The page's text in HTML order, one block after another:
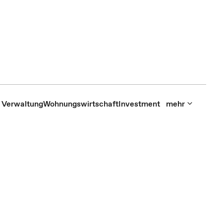
VerwaltungWohnungswirtschaftInvestment mehr